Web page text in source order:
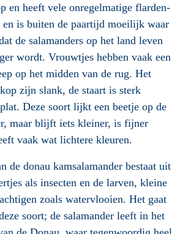
en heeft vele onregelmatige flarden-
en is buiten de paartijd moeilijk waar
de salamanders op het land leven
wordt. Vrouwtjes hebben vaak een
op het midden van de rug. Het
zijn slank, de staart is sterk
Deze soort lijkt een beetje op de
, maar blijft iets kleiner, is fijner
vaak wat lichtere kleuren.
de donau kamsalamander bestaat uit
als insecten en de larven, kleine
zoals watervlooien. Het gaat
soort; de salamander leeft in het